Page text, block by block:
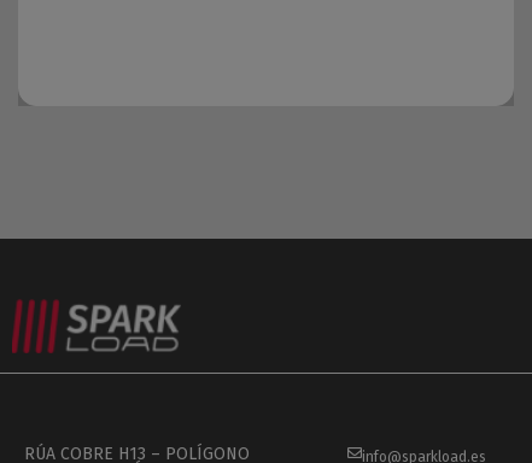
RÚA COBRE H13 – POLÍGONO
info@sparkload.es